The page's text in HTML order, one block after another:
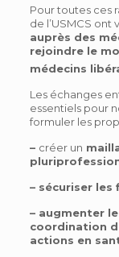
Pour toutes ces
de l’USMCS ont
auprès des
rejoindre le
médecins
Les échanges
essentiels pour
formuler les
– créer un
– sécuriser les
– augmenter
coordination
actions en